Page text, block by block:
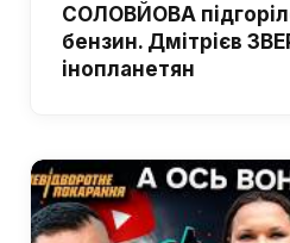
СОЛОВЙОВА
бензин. Дмітрієв
інопланетян